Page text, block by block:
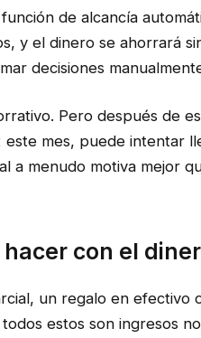
de alcancía
y el dinero se ahorrará
decisiones
Pero después de
mes, puede intentar
a menudo motiva mejor
con el
un regalo en efectivo
estos son ingresos